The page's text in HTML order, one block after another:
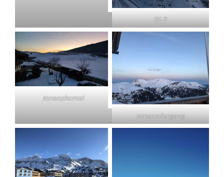
GL2
zonsopkomst
zonsondergang